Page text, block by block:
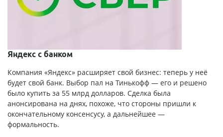
Яндекс с банком
Компания «Яндекс» расширяет свой бизнес: теперь у неё
будет свой банк. Выбор пал на Тинькофф — его и решено
было купить за 55 млрд долларов. Сделка была
анонсирована на днях, похоже, что стороны пришли к
окончательному консенсусу, а дальнейшее —
формальность.